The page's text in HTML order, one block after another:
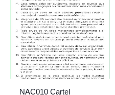
NAC010 Cartel